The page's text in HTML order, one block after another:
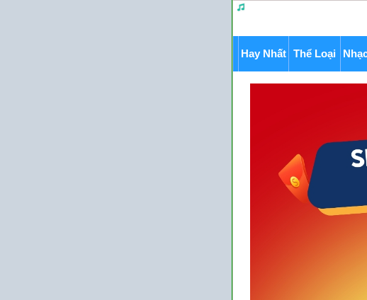
Hay Nhất Thể Loại